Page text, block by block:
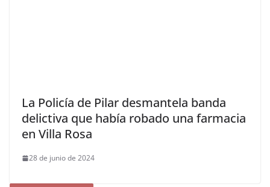
La Policía de Pilar desmantela banda
delictiva que había robado una farmacia
en Villa Rosa
28 de junio de 2024